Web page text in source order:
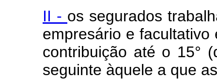
II - os segurados
empresário e
contribuição até o 15°
seguinte àquele a que